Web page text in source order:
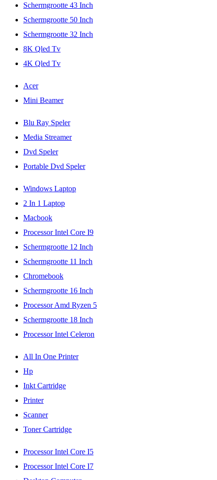
Schermgrootte 43 Inch
Schermgrootte 50 Inch
Schermgrootte 32 Inch
8K Qled Tv
4K Qled Tv
Acer
Mini Beamer
Blu Ray Speler
Media Streamer
Dvd Speler
Portable Dvd Speler
Windows Laptop
2 In 1 Laptop
Macbook
Processor Intel Core I9
Schermgrootte 12 Inch
Schermgrootte 11 Inch
Chromebook
Schermgrootte 16 Inch
Processor Amd Ryzen 5
Schermgrootte 18 Inch
Processor Intel Celeron
All In One Printer
Hp
Inkt Cartridge
Printer
Scanner
Toner Cartridge
Processor Intel Core I5
Processor Intel Core I7